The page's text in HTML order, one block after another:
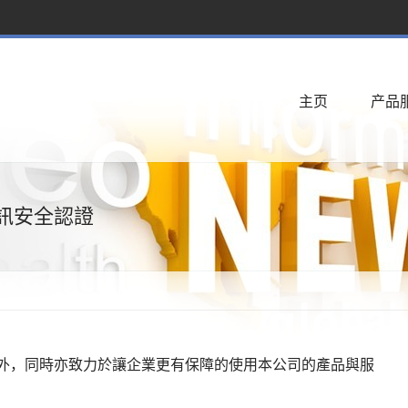
主页 产品
安全認證 You are here:
同時亦致力於讓企業更有保障的使用本公司的產品與服